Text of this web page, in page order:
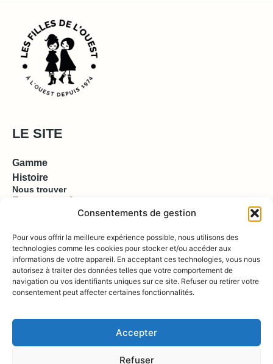
Consentements de gestion
Pour vous offrir la meilleure expérience possible, nous utilisons des
technologies comme les cookies pour stocker et/ou accéder aux
informations de votre appareil. En acceptant ces technologies, vous nous
autorisez à traiter des données telles que votre comportement de
navigation ou vos identifiants uniques sur ce site. Refuser ou retirer votre
consentement peut affecter certaines fonctionnalités.
Accepter
Refuser
LE SITE
Gamme
Histoire
Nous trouver
Espace pro & presse
EN SAVOIR PLUS
Contact
Compte
Boutique